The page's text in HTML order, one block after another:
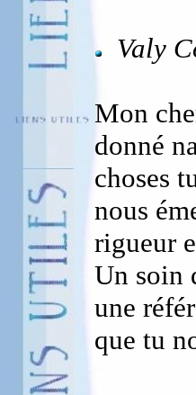
Valy
Mon
donné
choses
nous
rigueur
Un soin
une
que tu